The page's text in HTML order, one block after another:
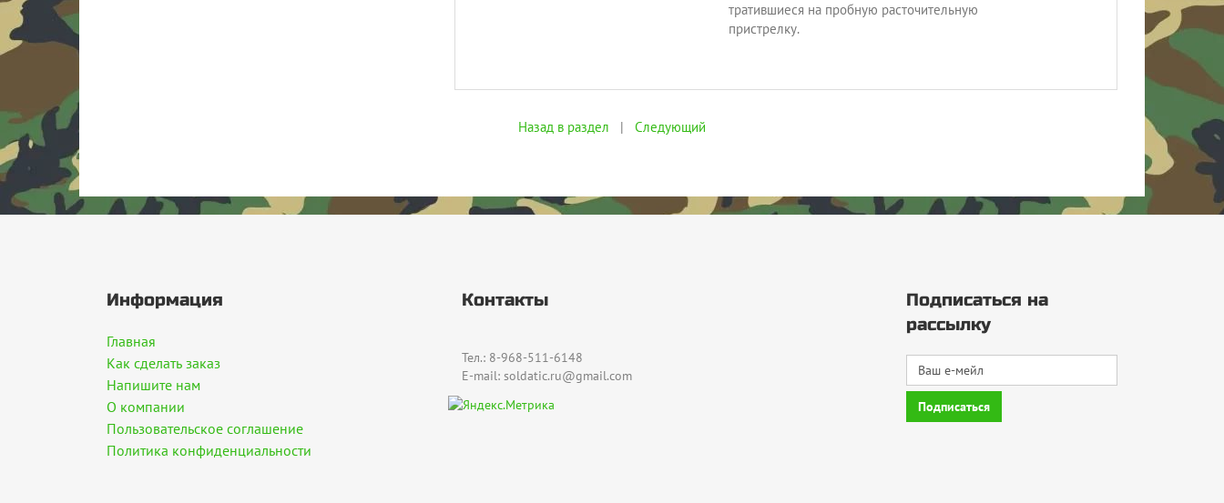
тратившиеся на пробную расточительную
пристрелку.
Назад в раздел | Следующий
Информация
Главная
Как сделать заказ
Напишите нам
О компании
Пользовательское соглашение
Политика конфиденциальности
Контакты
Тел.: 8-968-511-6148
E-mail: soldatic.ru@gmail.com
Подписаться на
рассылку